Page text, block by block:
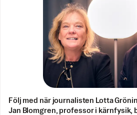
Följ med när journalisten Lotta
Jan Blomgren, professor i kärnfysik,